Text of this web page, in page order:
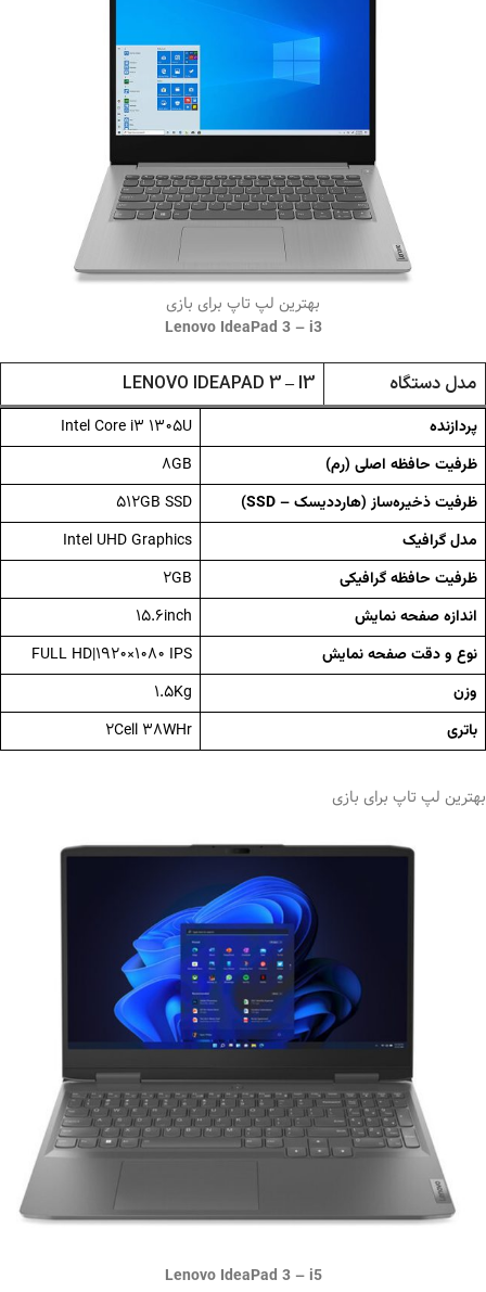
بهترین لپ تاپ برای بازی
Lenovo IdeaPad 3 – i3
مدل دستگاه LENOVO IDEAPAD 3 – I3
پردازنده Intel Core i3 1305U
ظرفیت حافظه اصلی (رم) 8GB
ظرفیت ذخیره‌ساز (هارددیسک – SSD) 512GB SSD
مدل گرافیک Intel UHD Graphics
ظرفیت حافظه گرافیکی 2GB
اندازه صفحه نمایش 15.6inch
نوع و دقت صفحه نمایش FULL HD|1920×1080 IPS
وزن 1.5Kg
باتری 2Cell 38WHr
بهترین لپ تاپ برای بازی
Lenovo IdeaPad 3 – i5